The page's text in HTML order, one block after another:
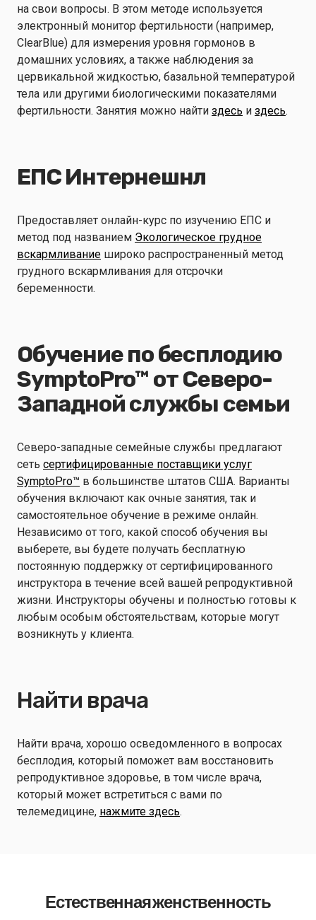
на свои вопросы. В этом методе используется
электронный монитор фертильности (например,
ClearBlue) для измерения уровня гормонов в
домашних условиях, а также наблюдения за
цервикальной жидкостью, базальной температурой
тела или другими биологическими показателями
фертильности. Занятия можно найти здесь и здесь.
ЕПС Интернешнл
Предоставляет онлайн-курс по изучению ЕПС и
метод под названием Экологическое грудное
вскармливание широко распространенный метод
грудного вскармливания для отсрочки
беременности.
Обучение по бесплодию
SymptoPro™ от Северо-
Западной службы семьи
Северо-западные семейные службы предлагают
сеть сертифицированные поставщики услуг
SymptoPro™ в большинстве штатов США. Варианты
обучения включают как очные занятия, так и
самостоятельное обучение в режиме онлайн.
Независимо от того, какой способ обучения вы
выберете, вы будете получать бесплатную
постоянную поддержку от сертифицированного
инструктора в течение всей вашей репродуктивной
жизни. Инструкторы обучены и полностью готовы к
любым особым обстоятельствам, которые могут
возникнуть у клиента.
Найти врача
Найти врача, хорошо осведомленного в вопросах
бесплодия, который поможет вам восстановить
репродуктивное здоровье, в том числе врача,
который может встретиться с вами по
телемедицине, нажмите здесь.
Естественная женственность